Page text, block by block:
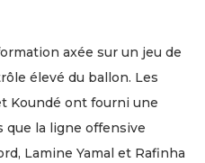
axée sur un jeu de
élevé du ballon. Les
Koundé ont fourni une
que la ligne offensive
Lamine Yamal et Rafinha